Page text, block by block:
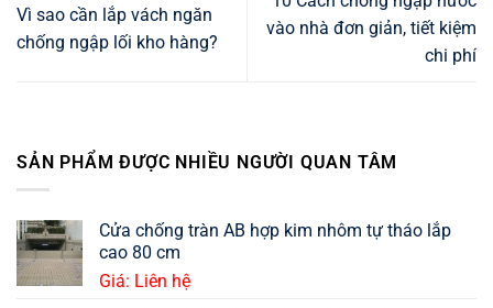
Vì sao cần lắp vách ngăn
chống ngập lối kho hàng?
vào nhà đơn giản, tiết kiệm
chi phí
SẢN PHẨM ĐƯỢC NHIỀU NGƯỜI QUAN TÂM
Cửa chống tràn AB hợp kim nhôm tự tháo lắp
cao 80 cm
Giá: Liên hệ